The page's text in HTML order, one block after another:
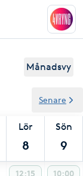
Månadsvy
Lör
8
Sön
9
Senare
12:15 10:00